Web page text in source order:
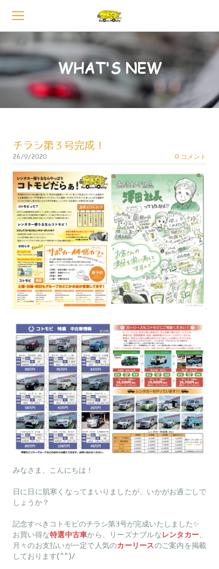
WHAT'S NEW
チラシ第３号完成！
26/9/2020 0 コメント
みなさま、こんにちは！
日に日に肌寒くなってまいりましたが、いかがお過ごしで
しょうか？
記念すべきコトモビのチラシ第3号が完成いたしました✨️
お買い得な特選中古車から、リーズナブルなレンタカー
月々のお支払いが一定で人気のカーリースのご案内を掲載
しております(^^)/
HOME
会長あいさつ
グループ概要
事業内容
レンタカー